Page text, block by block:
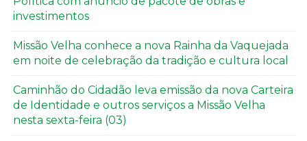
investimentos
Missão Velha conhece a nova Rainha da Vaquejada
em noite de celebração da tradição e cultura local
Caminhão do Cidadão leva emissão da nova Carteira
de Identidade e outros serviços a Missão Velha
nesta sexta-feira (03)